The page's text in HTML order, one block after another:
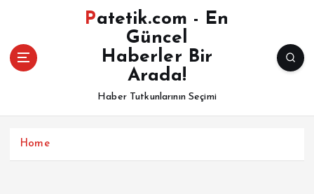
Patetik.com - En
Güncel
Haberler Bir
Arada!
Haber Tutkunlarının Seçimi
Home